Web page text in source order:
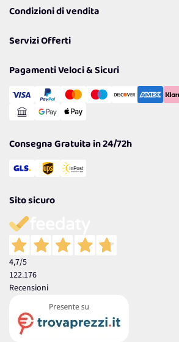
Lavora con noi
Politiche per la parità di genere
Richiamami
Resi
Condizioni di vendita
Spedizioni
Cookie Policy
Gestisci Cookie
Servizi Offerti
Reso Facile e Veloce
Pagamenti Veloci & Sicuri
Consegna Gratuita in 24/72h
Sito sicuro
4,7/5
122.176
Recensioni